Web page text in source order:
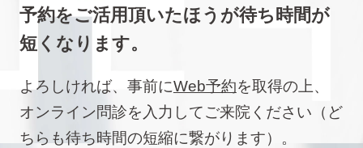
予約をご活用頂いたほうが待ち時間が
短くなります。
よろしければ、事前にWeb予約を取得の上、
オンライン問診を入力してご来院ください（ど
ちらも待ち時間の短縮に繋がります）。